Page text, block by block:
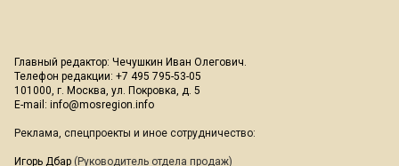
Главный редактор: Чечушкин Иван Олегович.
Телефон редакции: +7 495 795-53-05
101000, г. Москва, ул. Покровка, д. 5
E-mail: info@mosregion.info
Реклама, спецпроекты и иное сотрудничество:
Игорь Дбар (Руководитель отдела продаж)